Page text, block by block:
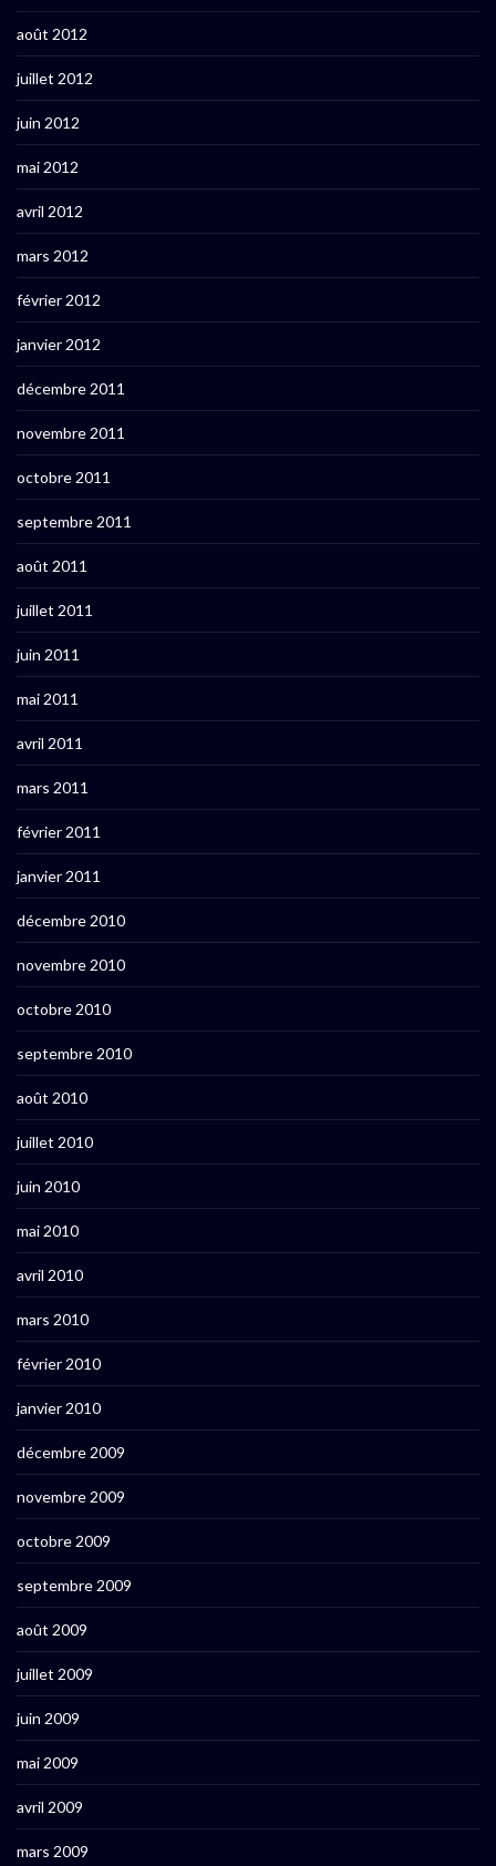
août 2012
juillet 2012
juin 2012
mai 2012
avril 2012
mars 2012
février 2012
janvier 2012
décembre 2011
novembre 2011
octobre 2011
septembre 2011
août 2011
juillet 2011
juin 2011
mai 2011
avril 2011
mars 2011
février 2011
janvier 2011
décembre 2010
novembre 2010
octobre 2010
septembre 2010
août 2010
juillet 2010
juin 2010
mai 2010
avril 2010
mars 2010
février 2010
janvier 2010
décembre 2009
novembre 2009
octobre 2009
septembre 2009
août 2009
juillet 2009
juin 2009
mai 2009
avril 2009
mars 2009